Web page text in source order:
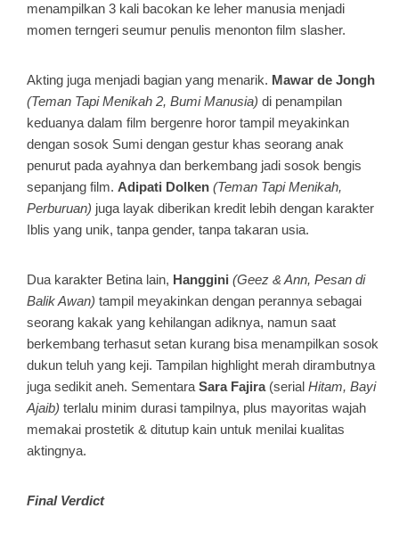
menampilkan 3 kali bacokan ke leher manusia menjadi
momen terngeri seumur penulis menonton film slasher.
Akting juga menjadi bagian yang menarik. Mawar de Jongh
(Teman Tapi Menikah 2, Bumi Manusia) di penampilan
keduanya dalam film bergenre horor tampil meyakinkan
dengan sosok Sumi dengan gestur khas seorang anak
penurut pada ayahnya dan berkembang jadi sosok bengis
sepanjang film. Adipati Dolken (Teman Tapi Menikah,
Perburuan) juga layak diberikan kredit lebih dengan karakter
Iblis yang unik, tanpa gender, tanpa takaran usia.
Dua karakter Betina lain, Hanggini (Geez & Ann, Pesan di
Balik Awan) tampil meyakinkan dengan perannya sebagai
seorang kakak yang kehilangan adiknya, namun saat
berkembang terhasut setan kurang bisa menampilkan sosok
dukun teluh yang keji. Tampilan highlight merah dirambutnya
juga sedikit aneh. Sementara Sara Fajira(serial Hitam, Bayi
Ajaib) terlalu minim durasi tampilnya, plus mayoritas wajah
memakai prostetik & ditutup kain untuk menilai kualitas
aktingnya.
Final Verdict